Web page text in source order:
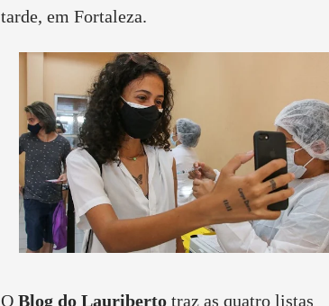
tarde, em Fortaleza.
O Blog do Lauribertotraz as quatro listas